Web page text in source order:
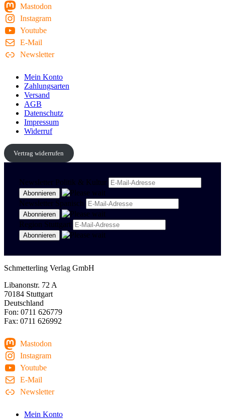
Mastodon
Instagram
Youtube
E-Mail
Newsletter
Mein Konto
Zahlungsarten
Versand
AGB
Datenschutz
Impressum
Widerruf
Vertrag widerrufen
Newsletter Politik & Kultur
Newsletter Spanisch
Region Stuttgart
Schmetterling Verlag GmbH
Libanonstr. 72 A
70184 Stuttgart
Deutschland
Fon: 0711 626779
Fax: 0711 626992
Mastodon
Instagram
Youtube
E-Mail
Newsletter
Mein Konto